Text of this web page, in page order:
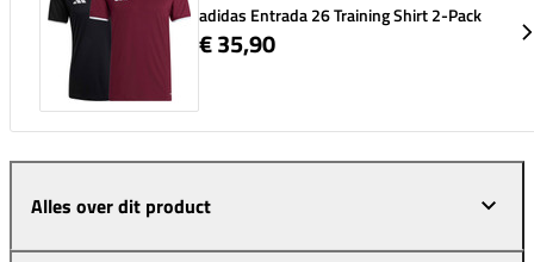
adidas Entrada 26 Training Shirt 2-Pack
€ 35,90
Alles over dit product